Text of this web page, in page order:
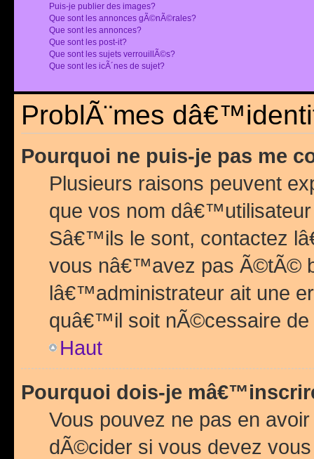
Puis-je publier des images?
Que sont les annonces gÃ©nÃ©rales?
Que sont les annonces?
Que sont les post-it?
Que sont les sujets verrouillÃ©s?
Que sont les icÃ´nes de sujet?
ProblÃ¨mes
Pourquoi ne puis-je pas me
Plusieurs raisons peuvent
que vos nom
Sâ€™ils le sont, contactez
vous nâ€™avez pas Ã©tÃ©
lâ€™administrateur ait une
quâ€™il soit nÃ©cessaire de
Haut
Pourquoi dois-je
Vous pouvez ne pas en
dÃ©cider si vous devez